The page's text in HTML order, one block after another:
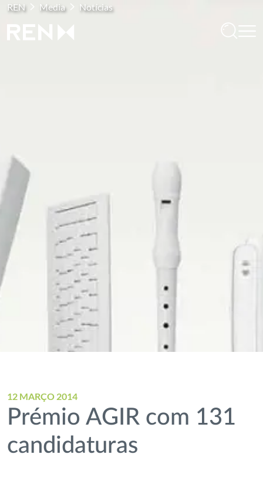
REN Media Notícias
12 MARÇO 2014
Prémio AGIR com 131
candidaturas